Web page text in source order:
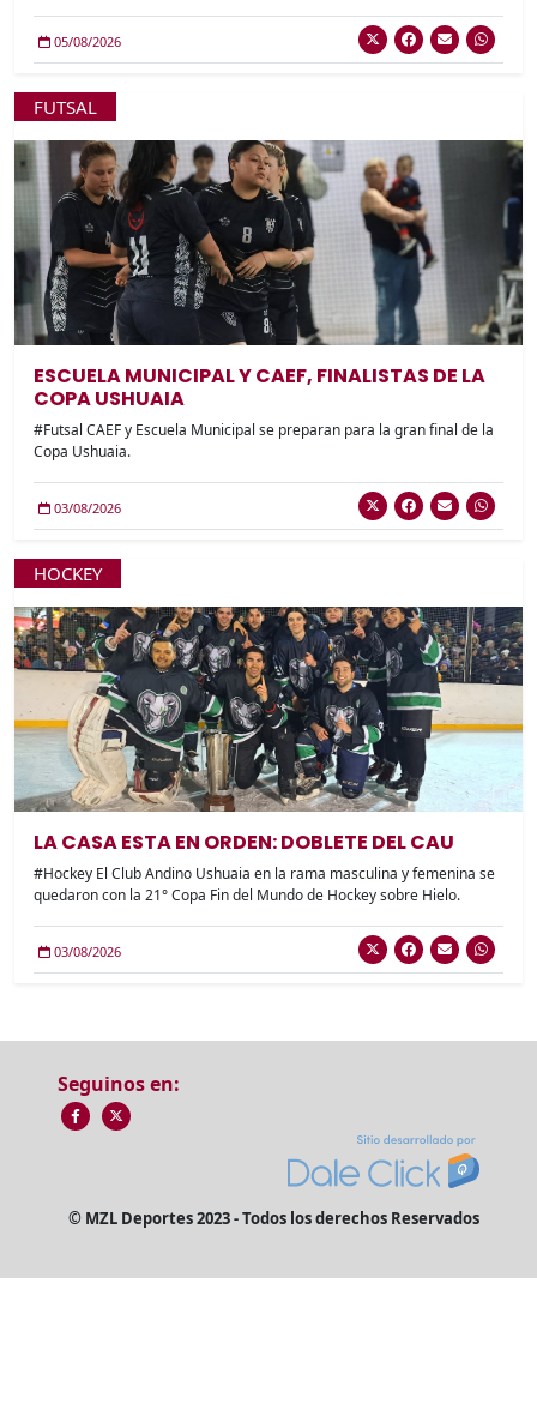
05/08/2026
FUTSAL
ESCUELA MUNICIPAL Y CAEF, FINALISTAS DE LA
COPA USHUAIA
#Futsal CAEF y Escuela Municipal se preparan para la gran final de la
Copa Ushuaia.
03/08/2026
HOCKEY
LA CASA ESTA EN ORDEN: DOBLETE DEL CAU
#Hockey El Club Andino Ushuaia en la rama masculina y femenina se
quedaron con la 21° Copa Fin del Mundo de Hockey sobre Hielo.
03/08/2026
Seguinos en:
© MZL Deportes 2023 - Todos los derechos Reservados